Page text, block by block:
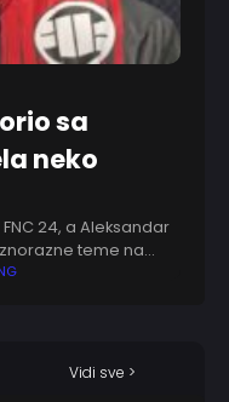
sa
neko
24, a Aleksandar
teme na
u ring će Mario
Vidi sve >